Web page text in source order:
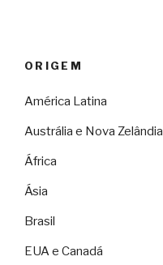
ORIGEM
América Latina
Austrália e Nova Zelândia
África
Ásia
Brasil
EUA e Canadá